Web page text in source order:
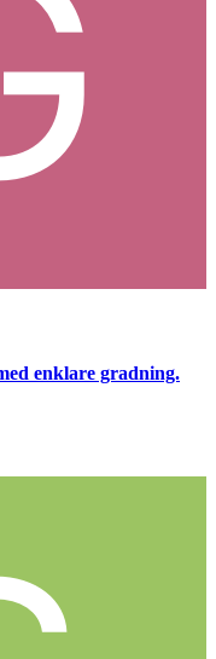
enklare gradning.